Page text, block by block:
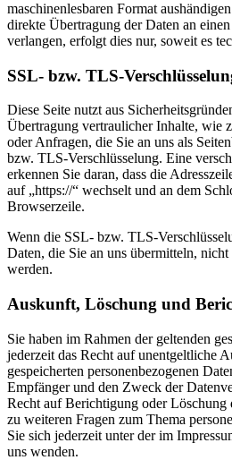
maschinenlesbaren Format
direkte Übertragung der Daten an
verlangen, erfolgt dies nur, soweit es
SSL- bzw. TLS-
Diese Seite nutzt aus
Übertragung vertraulicher Inhalte, wie
oder Anfragen, die Sie an uns als
bzw. TLS-Verschlüsselung. Eine
erkennen Sie daran, dass die
auf „https://“ wechselt und an dem
Browserzeile.
Wenn die SSL- bzw. TLS-
Daten, die Sie an uns übermitteln,
werden.
Auskunft, Löschung und
Sie haben im Rahmen der geltenden
jederzeit das Recht auf unentgeltliche
gespeicherten personenbezogenen
Empfänger und den Zweck der
Recht auf Berichtigung oder Löschung
zu weiteren Fragen zum Thema
Sie sich jederzeit unter der im
uns wenden.